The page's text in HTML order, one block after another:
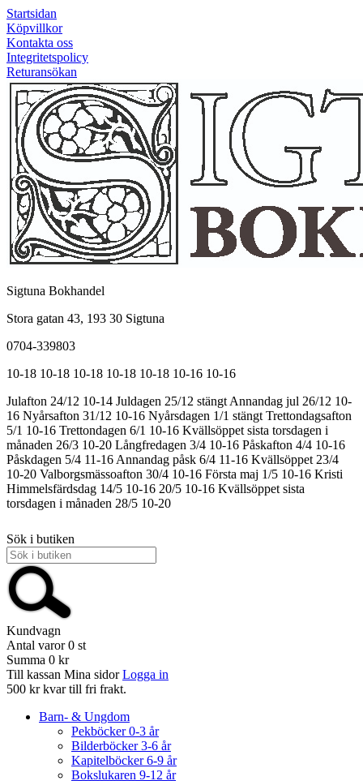
Startsidan
Köpvillkor
Kontakta oss
Integritetspolicy
Returansökan
Sigtuna Bokhandel
Stora gatan 43, 193 30 Sigtuna
0704-339803
10-18 10-18 10-18 10-18 10-18 10-16 10-16
Julafton 24/12 10-14 Juldagen 25/12 stängt Annandag jul 26/12 10-
16 Nyårsafton 31/12 10-16 Nyårsdagen 1/1 stängt Trettondagsafton
5/1 10-16 Trettondagen 6/1 10-16 Kvällsöppet sista torsdagen i
månaden 26/3 10-20 Långfredagen 3/4 10-16 Påskafton 4/4 10-16
Påskdagen 5/4 11-16 Annandag påsk 6/4 11-16 Kvällsöppet 23/4
10-20 Valborgsmässoafton 30/4 10-16 Första maj 1/5 10-16 Kristi
Himmelsfärdsdag 14/5 10-16 20/5 10-16 Kvällsöppet sista
torsdagen i månaden 28/5 10-20
Sök i butiken
Kundvagn
Antal varor 0 st
Summa 0 kr
Till kassan Mina sidor Logga in
500 kr kvar till fri frakt.
Barn- & Ungdom
Pekböcker 0-3 år
Bilderböcker 3-6 år
Kapitelböcker 6-9 år
Bokslukaren 9-12 år